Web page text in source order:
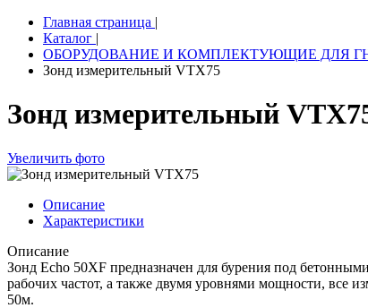
Главная страница |
Каталог |
ОБОРУДОВАНИЕ И КОМПЛЕКТУЮЩИЕ ДЛЯ
Зонд измерительный VTX75
Зонд измерительный
Увеличить фото
Описание
Характеристики
Описание
Зонд Echo 50XF предназначен для бурения под
рабочих частот, а также двумя уровнями мощности, все
50м.